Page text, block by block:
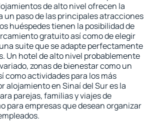
de alto nivel ofrecen la
un paso de las principales atracciones
huéspedes tienen la posibilidad de
gratuito así como de elegir
suite que se adapte perfectamente
Un hotel de alto nivel probablemente
zonas de bienestar como un
como actividades para los más
alojamiento en Sinaí del Sur es la
parejas, familias y viajes de
para empresas que desean organizar